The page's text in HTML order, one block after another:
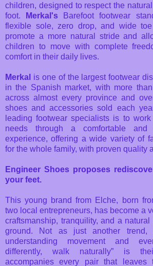
children, designed to respect the
foot.
Merkal's Barefoot footwear
flexible sole, zero drop, and wide
promote a more natural stride and
children to move with complete
comfort in their daily lives.
Merkal is one of the largest footwear
in the Spanish market, with more
across almost every province and
shoes and accessories sold each
leading footwear specialists is to
needs through a comfortable and
experience, offering a wide variety of
for the whole family, with proven quality
Engineer Shoes proposes
your feet.
This young brand from Elche, born
two local entrepreneurs, has become a
craftsmanship, tranquility, and a
ground. Not as just another
understanding movement and
differently, walk naturally” is
accompanies every pair that leaves